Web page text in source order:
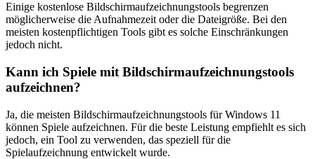
Einige kostenlose Bildschirmaufzeichnungstools begrenzen
möglicherweise die Aufnahmezeit oder die Dateigröße. Bei den
meisten kostenpflichtigen Tools gibt es solche Einschränkungen
jedoch nicht.
Kann ich Spiele mit Bildschirmaufzeichnungstools
aufzeichnen?
Ja, die meisten Bildschirmaufzeichnungstools für Windows 11
können Spiele aufzeichnen. Für die beste Leistung empfiehlt es sich
jedoch, ein Tool zu verwenden, das speziell für die
Spielaufzeichnung entwickelt wurde.